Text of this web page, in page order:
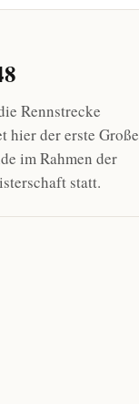
Rennstrecke
hier der erste Große
im Rahmen der
statt.